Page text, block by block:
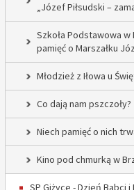
„Józef Piłsudski –
Szkoła Podstawowa w
pamięć o Marszałku
Młodzież z Iłowa u
Co dają nam pszczoły?
Niech pamięć o nich
Kino pod chmurką w
SP Giżyce - Dzień Babci i